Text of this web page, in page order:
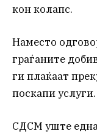
кон колапс.
Наместо
граѓаните
ги плаќаат
поскапи услуги.
СДСМ уште